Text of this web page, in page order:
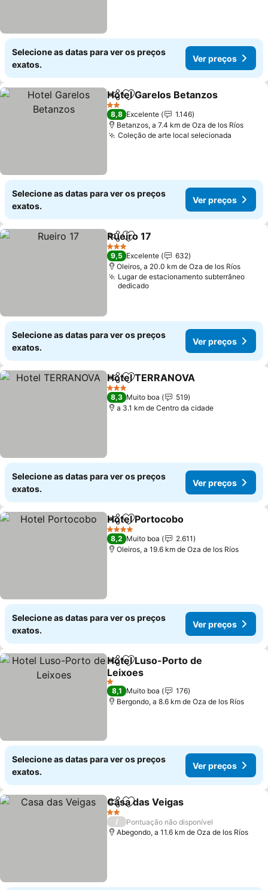
Selecione as datas para ver os preços
exatos.
Ver preços
PartilharAdicionar aos favoritos
Hotel Garelos Betanzos
2 Estrelas
8,8 Excelente
1.146
Betanzos, a 7.4 km de Oza de los Ríos
Coleção de arte local selecionada
Selecione as datas para ver os preços
exatos.
Ver preços
PartilharAdicionar aos favoritos
Rueiro 17
3 Estrelas
9,5 Excelente
632
Oleiros, a 20.0 km de Oza de los Ríos
Lugar de estacionamento subterrâneo
dedicado
Selecione as datas para ver os preços
exatos.
Ver preços
PartilharAdicionar aos favoritos
Hotel TERRANOVA
3 Estrelas
8,3 Muito boa
519
a 3.1 km de Centro da cidade
Selecione as datas para ver os preços
exatos.
Ver preços
PartilharAdicionar aos favoritos
Hotel Portocobo
4 Estrelas
8,2 Muito boa
2.611
Oleiros, a 19.6 km de Oza de los Ríos
Selecione as datas para ver os preços
exatos.
Ver preços
PartilharAdicionar aos favoritos
Hotel Luso-Porto de
Leixoes
Ver preços
1 Estrelas
8,1 Muito boa
176
Bergondo, a 8.6 km de Oza de los Ríos
Selecione as datas para ver os preços
exatos.
Ver preços
PartilharAdicionar aos favoritos
Casa das Veigas
2 Estrelas
/
Pontuação não disponível
Abegondo, a 11.6 km de Oza de los Ríos